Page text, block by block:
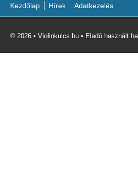
Kezdőlap Hírek Adatkezelés
© 2026 • Violinkulcs.hu • Eladó használt